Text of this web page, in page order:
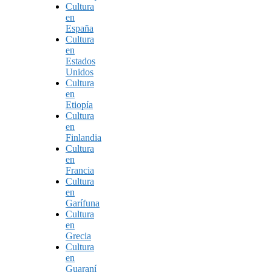
Cultura
en
España
Cultura
en
Estados
Unidos
Cultura
en
Etiopía
Cultura
en
Finlandia
Cultura
en
Francia
Cultura
en
Garífuna
Cultura
en
Grecia
Cultura
en
Guaraní